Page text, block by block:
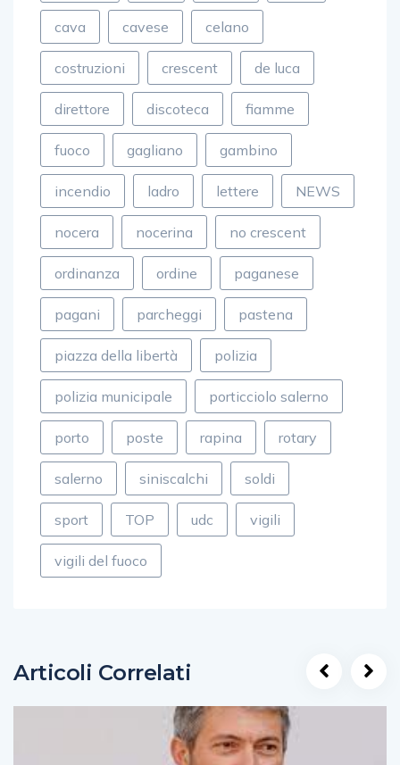
cava cavese celano
costruzioni crescent de luca
direttore discoteca fiamme
fuoco gagliano gambino
incendio ladro lettere NEWS
nocera nocerina no crescent
ordinanza ordine paganese
pagani parcheggi pastena
piazza della libertà polizia
polizia municipale porticciolo salerno
porto poste rapina rotary
salerno siniscalchi soldi
sport TOP udc vigili
vigili del fuoco
Articoli Correlati